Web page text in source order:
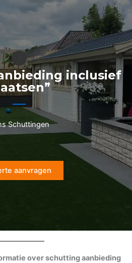
inclusief
Schuttingen
aanvragen
over schutting aanbieding